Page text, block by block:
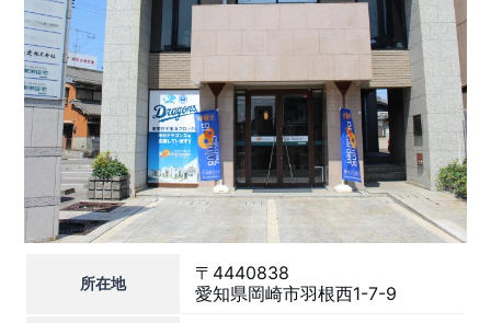
所在地
〒4440838
愛知県岡崎市羽根西1-7-9